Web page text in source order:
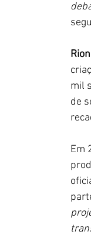
mil
de
Em